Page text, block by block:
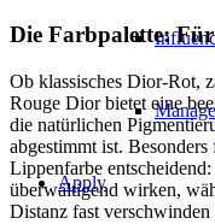
Apply
Die Farbpalette:
Ob klassisches Dior-Rot,
Rouge Dior bietet eine
die natürlichen
abgestimmt ist.
Lippenfarbe
überwältigend wirken,
Distanz fast verschwinden